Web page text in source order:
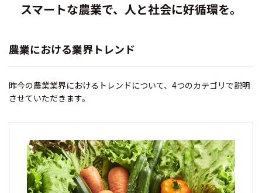
スマートな農業で、人と社会に好循環を。
農業における業界トレンド
昨今の農業業界におけるトレンドについて、4つのカテゴリで説明
させていただきます。